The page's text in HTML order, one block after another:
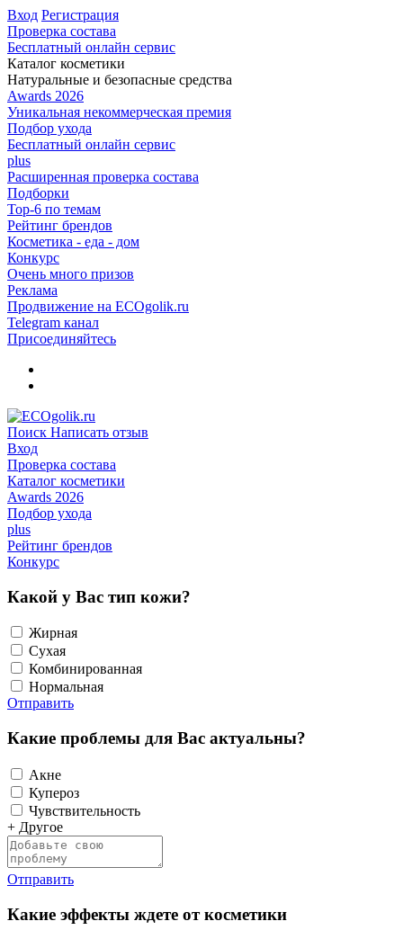
Вход Регистрация
Проверка состава
Бесплатный онлайн сервис
Каталог косметики
Натуральные и безопасные средства
Awards 2026
Уникальная некоммерческая премия
Подбор ухода
Бесплатный онлайн сервис
plus
Расширенная проверка состава
Подборки
Top-6 по темам
Рейтинг брендов
Косметика - еда - дом
Конкурс
Очень много призов
Реклама
Продвижение на ECOgolik.ru
Telegram канал
Присоединяйтесь
Поиск Написать отзыв
Вход
Проверка состава
Каталог косметики
Awards 2026
Подбор ухода
plus
Рейтинг брендов
Конкурс
Какой у Вас тип кожи?
Жирная
Сухая
Комбинированная
Нормальная
Отправить
Какие проблемы для Вас актуальны?
Акне
Купероз
Чувствительность
+ Другое
Отправить
Какие эффекты ждете от косметики